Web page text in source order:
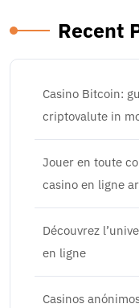
Recent
Casino Bitcoin:
criptovalute in
Jouer en toute
casino en ligne
Découvrez
en ligne
Casinos